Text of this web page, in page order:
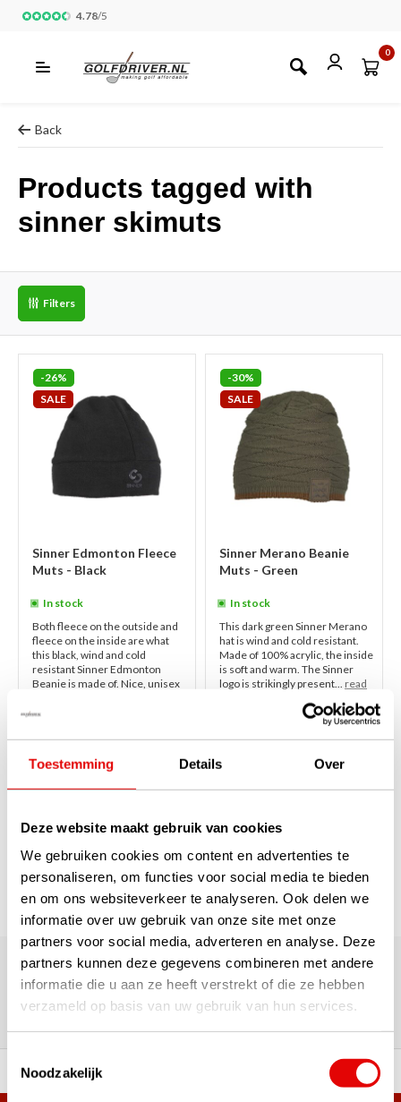
Toestemming Details Over
Deze website maakt gebruik van cookies
We gebruiken cookies om content en advertenties te
personaliseren, om functies voor social media te bieden
en om ons websiteverkeer te analyseren. Ook delen we
informatie over uw gebruik van onze site met onze
partners voor social media, adverteren en analyse. Deze
partners kunnen deze gegevens combineren met andere
informatie die u aan ze heeft verstrekt of die ze hebben
verzameld op basis van uw gebruik van hun services.
Toestemmingsselectie
Noodzakelijk
4.78/5
0
Back
Products tagged with
sinner skimuts
Filters
-26%
SALE
Sinner Edmonton Fleece
Muts - Black
In stock
Both fleece on the outside and
fleece on the inside are what
this black, wind and cold
resistant Sinner Edmonton
Beanie is made of. Nice, unisex
€18,95
-30%
SALE
Sinner Merano Beanie
Muts - Green
In stock
This dark green Sinner Merano
hat is wind and cold resistant.
Made of 100% acrylic, the inside
is soft and warm. The Sinner
logo is strikingly present... read
Page 1 of 1
180,000+ Customers | 5,000+ Reviews | Trusted Shops,
TrustPilot, Google
Reviews: What our customers
say
of premium brands! Ordered before 3 pm,